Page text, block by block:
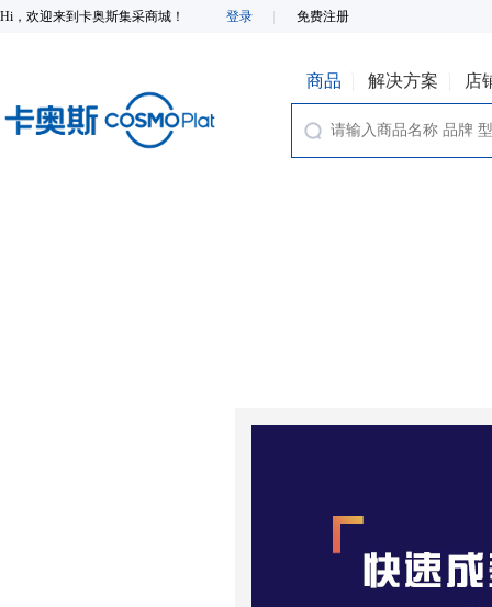
Hi，欢迎来到卡奥斯集采商城！ 登录 免费注册
商品 解决方案 店